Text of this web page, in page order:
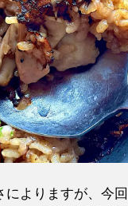
によりますが、今